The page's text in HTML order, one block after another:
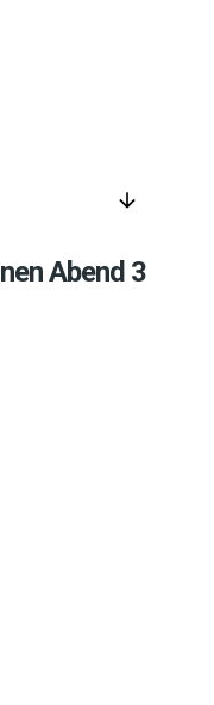
arrow_downward
Abend 3